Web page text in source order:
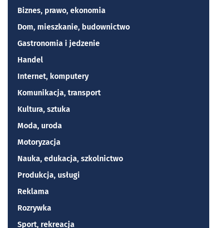
Biznes, prawo, ekonomia
Dom, mieszkanie, budownictwo
Gastronomia i jedzenie
Handel
Internet, komputery
Komunikacja, transport
Kultura, sztuka
Moda, uroda
Motoryzacja
Nauka, edukacja, szkolnictwo
Produkcja, usługi
Reklama
Rozrywka
Sport, rekreacja